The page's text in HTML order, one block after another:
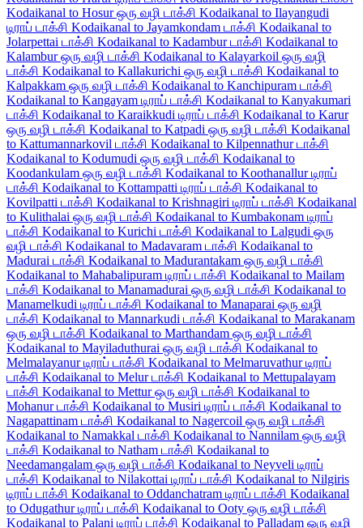
Kodaikanal to Hosur ஒரு வழி டாக்சி Kodaikanal to Ilayangudi
டிராப் டாக்சி Kodaikanal to Jayamkondam டாக்சி Kodaikanal to
Jolarpettai டாக்சி Kodaikanal to Kadambur டாக்சி Kodaikanal to
Kalambur ஒரு வழி டாக்சி Kodaikanal to Kalayarkoil ஒரு வழி
டாக்சி Kodaikanal to Kallakurichi ஒரு வழி டாக்சி Kodaikanal to
Kalpakkam ஒரு வழி டாக்சி Kodaikanal to Kanchipuram டாக்சி
Kodaikanal to Kangayam டிராப் டாக்சி Kodaikanal to Kanyakumari
டாக்சி Kodaikanal to Karaikkudi டிராப் டாக்சி Kodaikanal to Karur
ஒரு வழி டாக்சி Kodaikanal to Katpadi ஒரு வழி டாக்சி Kodaikanal
to Kattumannarkovil டாக்சி Kodaikanal to Kilpennathur டாக்சி
Kodaikanal to Kodumudi ஒரு வழி டாக்சி Kodaikanal to
Koodankulam ஒரு வழி டாக்சி Kodaikanal to Koothanallur டிராப்
டாக்சி Kodaikanal to Kottampatti டிராப் டாக்சி Kodaikanal to
Kovilpatti டாக்சி Kodaikanal to Krishnagiri டிராப் டாக்சி Kodaikanal
to Kulithalai ஒரு வழி டாக்சி Kodaikanal to Kumbakonam டிராப்
டாக்சி Kodaikanal to Kurichi டாக்சி Kodaikanal to Lalgudi ஒரு
வழி டாக்சி Kodaikanal to Madavaram டாக்சி Kodaikanal to
Madurai டாக்சி Kodaikanal to Madurantakam ஒரு வழி டாக்சி
Kodaikanal to Mahabalipuram டிராப் டாக்சி Kodaikanal to Mailam
டாக்சி Kodaikanal to Manamadurai ஒரு வழி டாக்சி Kodaikanal to
Manamelkudi டிராப் டாக்சி Kodaikanal to Manaparai ஒரு வழி
டாக்சி Kodaikanal to Mannarkudi டாக்சி Kodaikanal to Marakanam
ஒரு வழி டாக்சி Kodaikanal to Marthandam ஒரு வழி டாக்சி
Kodaikanal to Mayiladuthurai ஒரு வழி டாக்சி Kodaikanal to
Melmalayanur டிராப் டாக்சி Kodaikanal to Melmaruvathur டிராப்
டாக்சி Kodaikanal to Melur டாக்சி Kodaikanal to Mettupalayam
டாக்சி Kodaikanal to Mettur ஒரு வழி டாக்சி Kodaikanal to
Mohanur டாக்சி Kodaikanal to Musiri டிராப் டாக்சி Kodaikanal to
Nagapattinam டாக்சி Kodaikanal to Nagercoil ஒரு வழி டாக்சி
Kodaikanal to Namakkal டாக்சி Kodaikanal to Nannilam ஒரு வழி
டாக்சி Kodaikanal to Natham டாக்சி Kodaikanal to
Needamangalam ஒரு வழி டாக்சி Kodaikanal to Neyveli டிராப்
டாக்சி Kodaikanal to Nilakottai டிராப் டாக்சி Kodaikanal to Nilgiris
டிராப் டாக்சி Kodaikanal to Oddanchatram டிராப் டாக்சி Kodaikanal
to Odugathur டிராப் டாக்சி Kodaikanal to Ooty ஒரு வழி டாக்சி
Kodaikanal to Palani டிராப் டாக்சி Kodaikanal to Palladam ஒரு வழி